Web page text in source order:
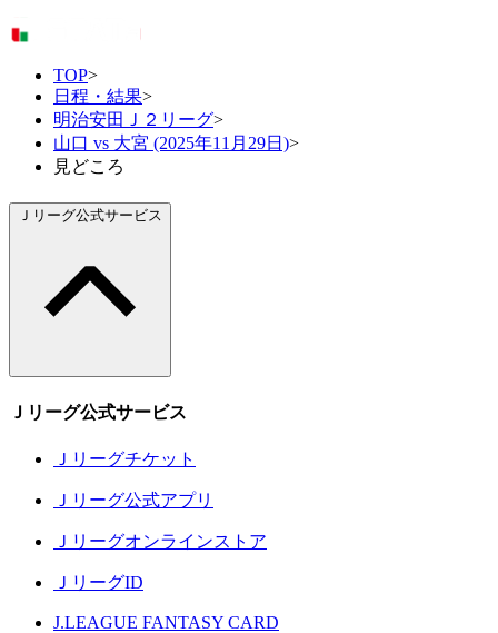
TOP>
日程・結果>
明治安田Ｊ２リーグ>
山口 vs 大宮 (2025年11月29日)>
見どころ
Ｊリーグ公式サービス
Ｊリーグ公式サービス
Ｊリーグチケット
Ｊリーグ公式アプリ
Ｊリーグオンラインストア
ＪリーグID
J.LEAGUE FANTASY CARD